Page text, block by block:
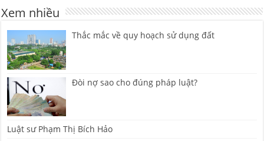
Xem nhiều
Thắc mắc về quy hoạch sử dụng đất
Đòi nợ sao cho đúng pháp luật?
Luật sư Phạm Thị Bích Hảo